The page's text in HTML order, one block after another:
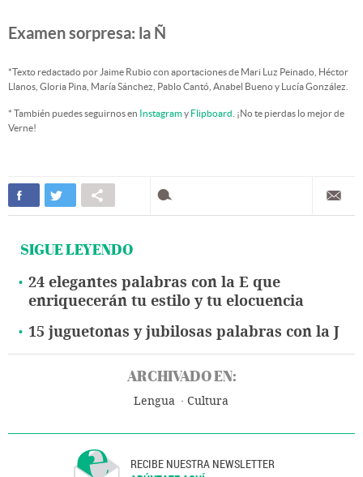
Examen sorpresa: la Ñ
*Texto redactado por Jaime Rubio con aportaciones de Mari Luz Peinado, Héctor
Llanos, Gloria Pina, María Sánchez, Pablo Cantó, Anabel Bueno y Lucía González.
* También puedes seguirnos en Instagramy Flipboard . ¡No te pierdas lo mejor de
Verne!
SIGUE LEYENDO
24 elegantes palabras con la E que
enriquecerán tu estilo y tu elocuencia
15 juguetonas y jubilosas palabras con la J
ARCHIVADO EN:
Lengua Cultura
RECIBE NUESTRA NEWSLETTER